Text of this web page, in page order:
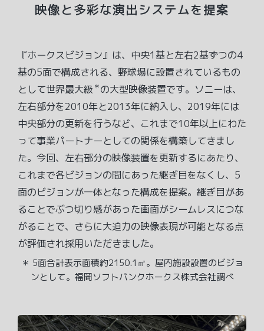
映像と多彩な演出システムを提案
『ホークスビジョン』は、中央1基と左右2基ずつの4
基の5面で構成される、野球場に設置されているもの
として世界最大級 ＊の大型映像装置です。ソニーは、
左右部分を2010年と2013年に納入し、2019年には
中央部分の更新を行うなど、これまで10年以上にわた
って事業パートナーとしての関係を構築してきまし
た。今回、左右部分の映像装置を更新するにあたり、
これまで各ビジョンの間にあった継ぎ目をなくし、5
面のビジョンが一体となった構成を提案。継ぎ目があ
ることでぶつ切り感があった画面がシームレスにつな
がることで、さらに大迫力の映像表現が可能となる点
が評価され採用いただきました。
＊ 5面合計表示面積約2150.1㎡。屋内施設設置のビジョ
ンとして。福岡ソフトバンクホークス株式会社調べ